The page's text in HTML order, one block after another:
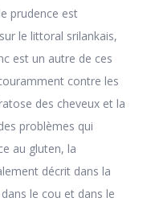
prudence est
le littoral srilankais,
est un autre de ces
contre les
des cheveux et la
problèmes qui
au gluten, la
décrit dans la
le cou et dans le